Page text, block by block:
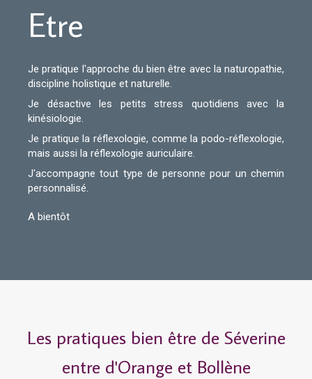
Etre
Je pratique l'approche du bien être avec la naturopathie,
discipline holistique et naturelle.
Je désactive les petits stress quotidiens avec la
kinésiologie.
Je pratique la réflexologie, comme la podo-réflexologie,
mais aussi la réflexologie auriculaire.
J'accompagne tout type de personne pour un chemin
personnalisé.
A bientôt
Les pratiques bien être de Séverine
entre d'Orange et Bollène